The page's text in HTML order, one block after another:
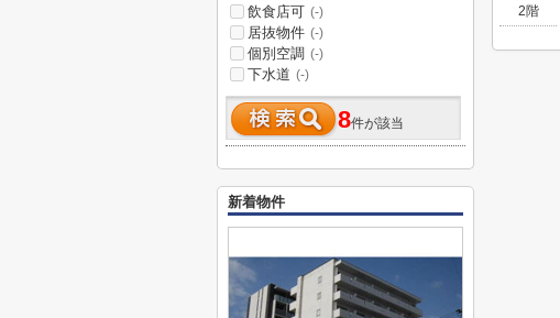
2階
飲食店可 (-)
居抜物件 (-)
個別空調 (-)
下水道 (-)
8件が該当
新着物件